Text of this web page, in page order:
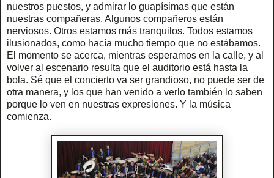
nuestros puestos, y admirar lo guapísimas que están
nuestras compañeras. Algunos compañeros están
nerviosos. Otros estamos más tranquilos. Todos estamos
ilusionados, como hacía mucho tiempo que no estábamos.
El momento se acerca, mientras esperamos en la calle, y al
volver al escenario resulta que el auditorio está hasta la
bola. Sé que el concierto va ser grandioso, no puede ser de
otra manera, y los que han venido a verlo también lo saben
porque lo ven en nuestras expresiones. Y la música
comienza.